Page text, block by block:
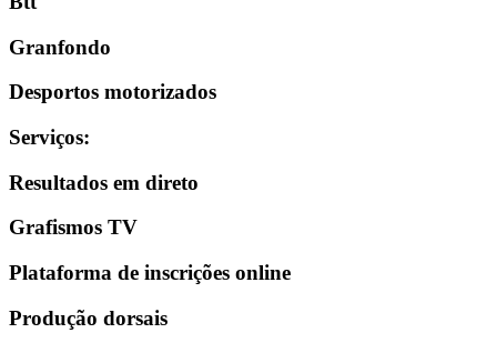
Granfondo
Desportos motorizados
Serviços:
Resultados em direto
Grafismos TV
Plataforma de inscrições online
Produção dorsais